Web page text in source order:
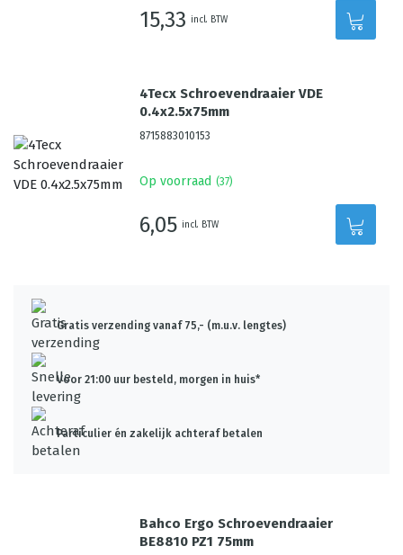
15,33 incl. BTW
4Tecx Schroevendraaier VDE
0.4x2.5x75mm
8715883010153
Op voorraad (37)
6,05 incl. BTW
Gratis verzending vanaf 75,- (m.u.v. lengtes)
Voor 21:00 uur besteld, morgen in huis*
Particulier én zakelijk achteraf betalen
Bahco Ergo Schroevendraaier
BE8810 PZ1 75mm